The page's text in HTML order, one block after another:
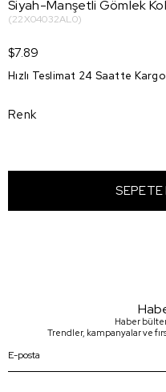
Siyah-Manşetli Gömlek
(22X04032AL0)
$7.89
Hızlı Teslimat 24 Saatte Kargo
Renk
Haber
Trendler, kampanyalar ve